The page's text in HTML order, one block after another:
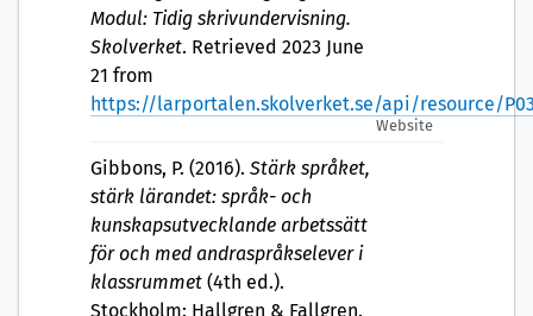
Modul: Tidig skrivundervisning.
Skolverket. Retrieved 2023 June
21 from
https://larportalen.skolverket.se/api/resource/
Website
Gibbons, P. (2016). Stärk språket,
stärk lärandet: språk- och
kunskapsutvecklande arbetssätt
för och med andraspråkselever i
klassrummet (4th ed.).
Stockholm: Hallgren & Fallgren.